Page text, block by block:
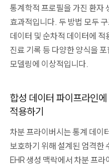
통계학적 프로필을 가진 환자
효과적입니다. 두 방법 모두
데이터 및 순차적 데이터에
진료 기록 등 다양한 양식을
모델링에 이상적입니다.
합성 데이터 파이프라인
적용하기
차분 프라이버시는 통계 데이
보호하기 위해 설계된 엄격한
EHR 생성 맥락에서 차분 프